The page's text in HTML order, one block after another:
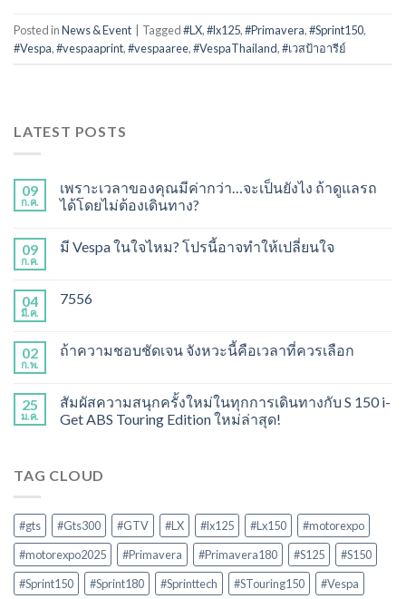
Posted inNews & Event Tagged#LX,#lx125,#Primavera,#Sprint150,
#Vespa,#vespaaprint,#vespaaree,#VespaThailand,#เวสป้าอารีย์
LATEST POSTS
09
ก.ค.
เพราะเวลาของคุณมีค่ากว่า…จะเป็นยังไง ถ้าดูแลรถ
ได้โดยไม่ต้องเดินทาง?
09
ก.ค.
มี Vespa ในใจไหม? โปรนี้อาจทำให้เปลี่ยนใจ
04
มี.ค.
7556
02
ก.พ.
ถ้าความชอบชัดเจน จังหวะนี้คือเวลาที่ควรเลือก
25
ม.ค.
สัมผัสความสนุกครั้งใหม่ในทุกการเดินทางกับ S 150 i-
Get ABS Touring Edition ใหม่ล่าสุด!
TAG CLOUD
#gts #Gts300 #GTV #LX #lx125 #Lx150
#motorexpo
#motorexpo2025
#Primavera #Primavera180 #S125
#S150
#Sprint150
#Sprint180 #Sprinttech #STouring150 #Vespa